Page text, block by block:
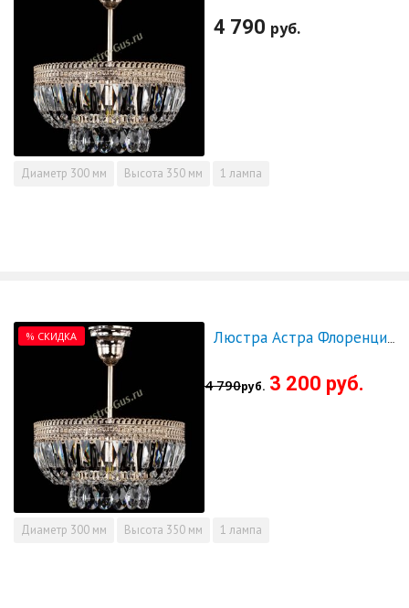
4 790 руб.
Диаметр 300 мм Высота 350 мм 1 лампа
% СКИДКА
4 790руб. 3 200 руб.
Диаметр 300 мм Высота 350 мм 1 лампа